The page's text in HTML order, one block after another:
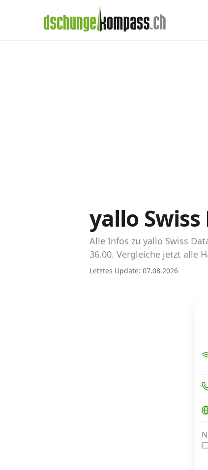
Daten-Abos vergleichen
Abos für Tablets, Hotspots und Smart
Tarifrechner Handy-Abo
Der gute alte Tarifrechner im neuen Design
yallo
Alle Infos zu yallo Swiss
36.00. Vergleiche jetzt alle
Letztes Update: 07.08.2026